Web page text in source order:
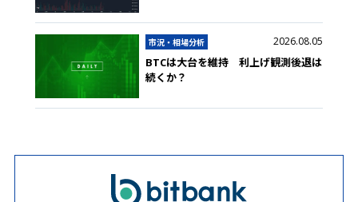
市況・相場分析 2026.08.05
BTCは大台を維持 利上げ観測後退は
続くか？